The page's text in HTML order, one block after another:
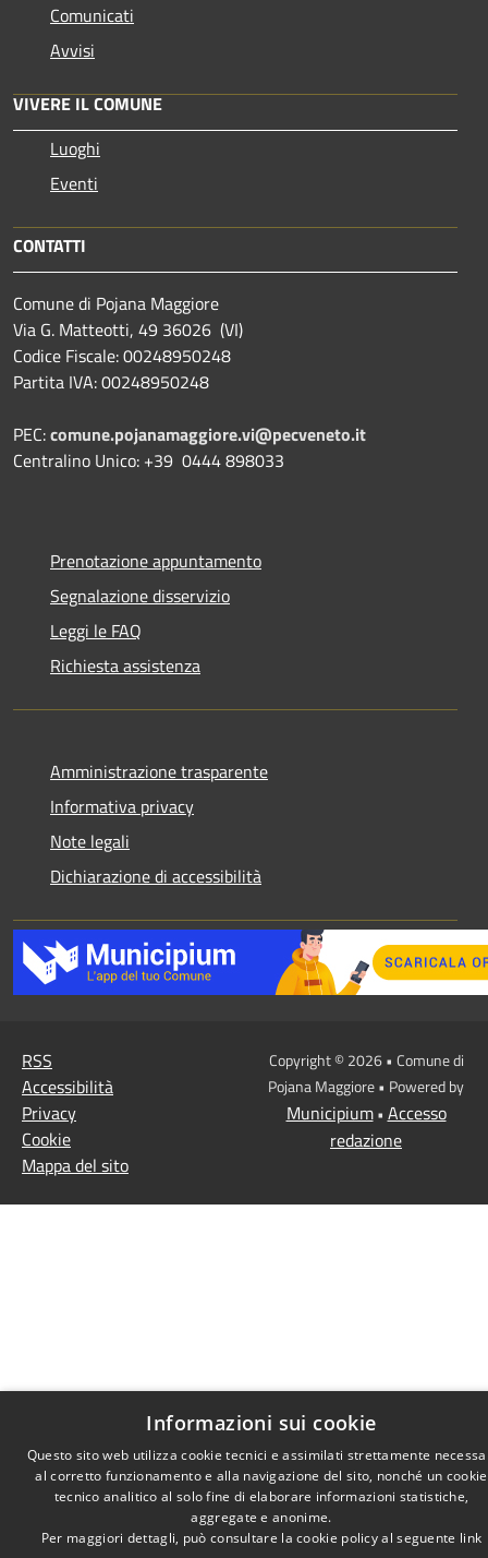
Comunicati
Avvisi
VIVERE IL COMUNE
Luoghi
Eventi
CONTATTI
Comune di Pojana Maggiore
Via G. Matteotti, 49 36026 (VI)
Codice Fiscale: 00248950248
Partita IVA: 00248950248
PEC:comune.pojanamaggiore.vi@pecveneto.it
Centralino Unico: +39 0444 898033
Prenotazione appuntamento
Segnalazione disservizio
Leggi le FAQ
Richiesta assistenza
Amministrazione trasparente
Informativa privacy
Note legali
Dichiarazione di accessibilità
RSS
Accessibilità
Privacy
Cookie
Mappa del sito
Copyright © 2026 • Comune di
Pojana Maggiore • Powered by
Municipium• Accesso
redazione
Informazioni sui cookie
Questo sito web utilizza cookie tecnici e assimilati strettamente
al corretto funzionamento e alla navigazione del sito, nonché un cookie
tecnico analitico al solo fine di elaborare informazioni statistiche,
aggregate e anonime.
Per maggiori dettagli, può consultare la cookie policy al seguente link